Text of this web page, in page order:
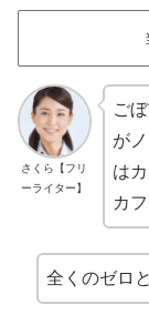
さくら【フリ
ーライター】
ご
が
は
カ
全くのゼロ